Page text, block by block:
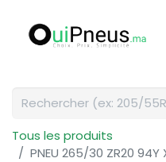
Tous les produits
PNEU 265/30 ZR20 94Y